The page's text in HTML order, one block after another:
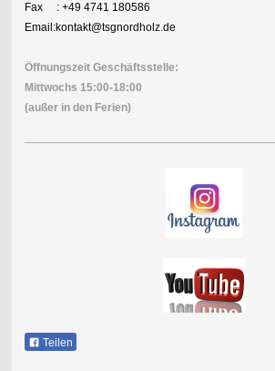
Fax : +49 4741 180586
Email:kontakt@tsgnordholz.de
Öffnungszeit Geschäftsstelle:
Mittwochs 15:00-18:00
(außer in den Ferien)
Teilen